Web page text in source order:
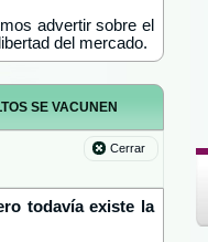
advertir sobre el
del mercado.
SE VACUNEN
Cerrar
todavía existe la